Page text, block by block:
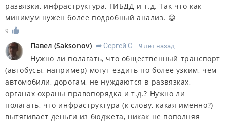
развязки, инфраструктура, ГИБДД и т.д. Так что как
минимум нужен более подробный анализ. 😀
9
Павел (Saksonov) R Сергей С. 9 лет назад
Нужно ли полагать, что общественный транспорт
(автобусы, например) могут ездить по более узким, чем
автомобили, дорогам, не нуждаются в развязках,
органах охраны правопорядка и т.д.? Нужно ли
полагать, что инфраструктура (к слову, какая именно?)
вытягивает деньги из бюджета, никак не пополняя